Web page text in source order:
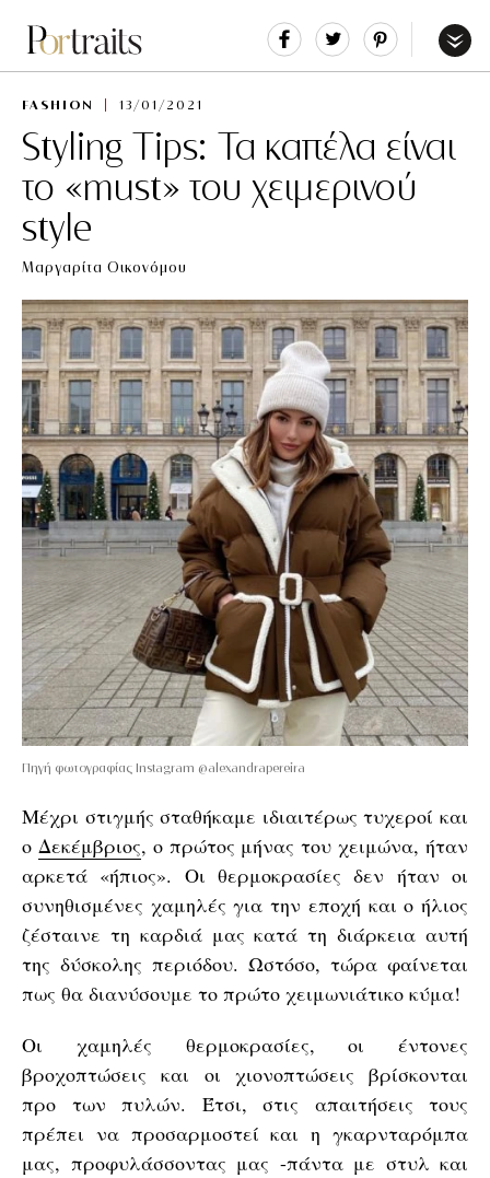
Share Tweet
FASHION 13/01/2021
Styling Tips: Τα καπέλα είναι
το «must» του χειμερινού
style
Μαργαρίτα Οικονόμου
Πηγή φωτογραφίας Instagram @alexandrapereira
Μέχρι στιγμής σταθήκαμε ιδιαιτέρως τυχεροί και
ο Δεκέμβριος, ο πρώτος μήνας του χειμώνα, ήταν
αρκετά «ήπιος». Οι θερμοκρασίες δεν ήταν οι
συνηθισμένες χαμηλές για την εποχή και ο ήλιος
ζέσταινε τη καρδιά μας κατά τη διάρκεια αυτή
της δύσκολης περιόδου. Ωστόσο, τώρα φαίνεται
πως θα διανύσουμε το πρώτο χειμωνιάτικο κύμα!
Οι χαμηλές θερμοκρασίες, οι έντονες
βροχοπτώσεις και οι χιονοπτώσεις βρίσκονται
προ των πυλών. Έτσι, στις απαιτήσεις τους
πρέπει να προσαρμοστεί και η γκαρνταρόμπα
μας, προφυλάσσοντας μας -πάντα με στυλ και